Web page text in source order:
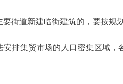
街道新建临街建筑的，要按规
排集贸市场的人口密集区域，